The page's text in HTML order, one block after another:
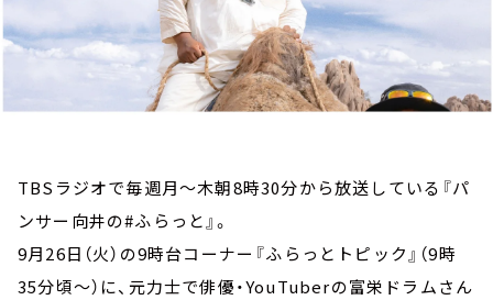
TBSラジオで毎週月～木朝8時30分から放送している『パ
ンサー向井の#ふらっと』。
9月26日（火）の9時台コーナー『ふらっとトピック』（9時
35分頃～）に、元力士で俳優・YouTuberの富栄ドラムさん